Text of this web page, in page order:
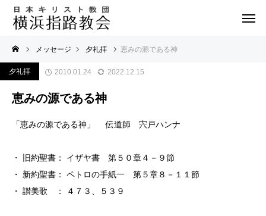
メッセージ 夕礼拝 恵みの源である神
夕礼拝 2010.01.24 2022.12.15
恵みの源である神
「恵みの源である神」 伝道師 宍戸ハンナ
・ 旧約聖書： イザヤ書 第５０章４－９節
・ 新約聖書： ペトロの手紙一 第５章８－１１節
・ 讃美歌 ： ４７３、５３９